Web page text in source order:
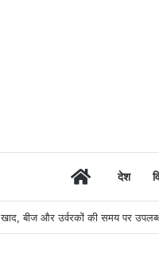
Homeदेश
खाद, बीज और उर्वरकों की समय पर